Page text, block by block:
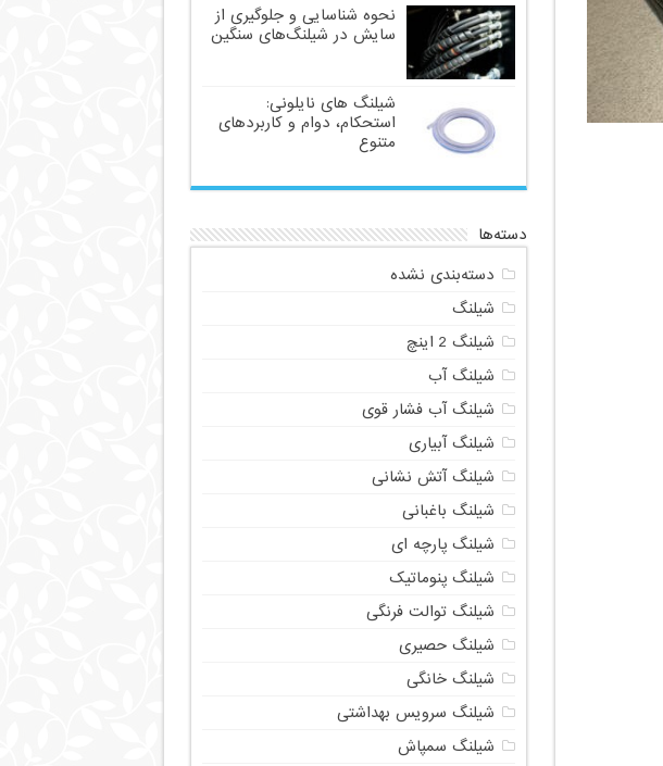
نحوه شناسایی و جلوگیری از
سایش در شیلنگ‌های سنگین
شیلنگ های نایلونی:
استحکام، دوام و کاربردهای
متنوع
دسته‌ها
دسته‌بندی نشده
شیلنگ
شیلنگ 2 اینچ
شیلنگ آب
شیلنگ آب فشار قوی
شیلنگ آبیاری
شیلنگ آتش نشانی
شیلنگ باغبانی
شیلنگ پارچه ای
شیلنگ پنوماتیک
شیلنگ توالت فرنگی
شیلنگ حصیری
شیلنگ خانگی
شیلنگ سرویس بهداشتی
شیلنگ سمپاش